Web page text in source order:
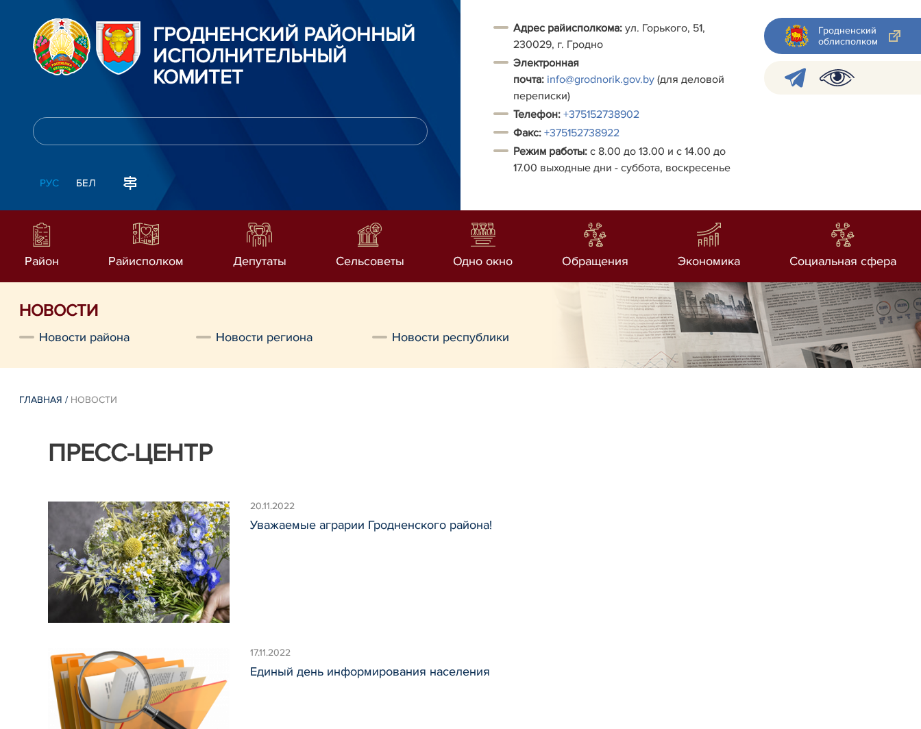
ГРОДНЕНСКИЙ РАЙОННЫЙ
ИСПОЛНИТЕЛЬНЫЙ
КОМИТЕТ
РУС БЕЛ
Адрес райисполкома: ул. Горького, 51,
230029, г. Гродно
Электронная
почта: info@grodnorik.gov.by (для деловой
переписки)
Телефон: +375152738902
Факс: +375152738922
Режим работы: с 8.00 до 13.00 и с 14.00 до
17.00 выходные дни - суббота, воскресенье
Гродненский
облисполком
Район Райисполком Депутаты Сельсоветы Одно окно Обращения Экономика Социальная сфера
НОВОСТИ
Новости района Новости региона Новости республики
ГЛАВНАЯ / НОВОСТИ
ПРЕСС-ЦЕНТР
20.11.2022
Уважаемые аграрии Гродненского района!
17.11.2022
Единый день информирования населения